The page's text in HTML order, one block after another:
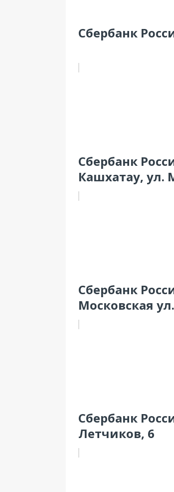
Сбербанк
Сбербанк
Кашхатау, ул.
Сбербанк
Московская
Сбербанк
Летчиков, 6